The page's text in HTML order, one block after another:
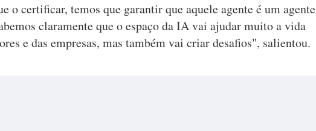
o certificar, temos que garantir que aquele agente é um agente
claramente que o espaço da IA vai ajudar muito a vida
e das empresas, mas também vai criar desafios", salientou.